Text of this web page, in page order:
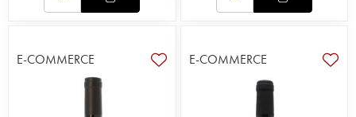
E-COMMERCE E-COMMERCE